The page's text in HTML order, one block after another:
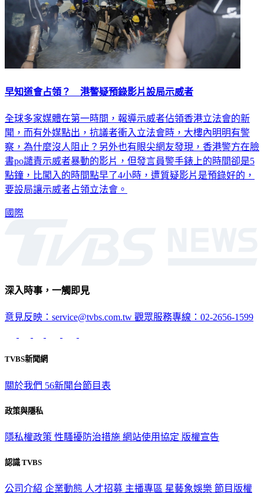
早知道會占領？ 港警疑預錄影片設局示威者
全球多家媒體在第一時間，報導示威者佔領香港立法會的新
聞，而有外媒點出，抗議者衝入立法會時，大樓內明明有警
察，為什麼沒人阻止？另外也有眼尖網友發現，香港警方在臉
書po譴責示威者暴動的影片，但發言員警手錶上的時間卻是5
點鐘，比闖入的時間點早了4小時，遭質疑影片是預錄好的，
要設局讓示威者占領立法會。
國際
深入時事，一觸即見
意見反映：service@tvbs.com.tw 觀眾服務專線：02-2656-1599
TVBS新聞網
關於我們 56新聞台節目表
政策與隱私
隱私權政策 性騷擾防治措施 網站使用協定 版權宣告
認識 TVBS
公司介紹 企業動態 人才招募 主播專區 星藝象娛樂 節目版權